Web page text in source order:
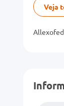
Veja